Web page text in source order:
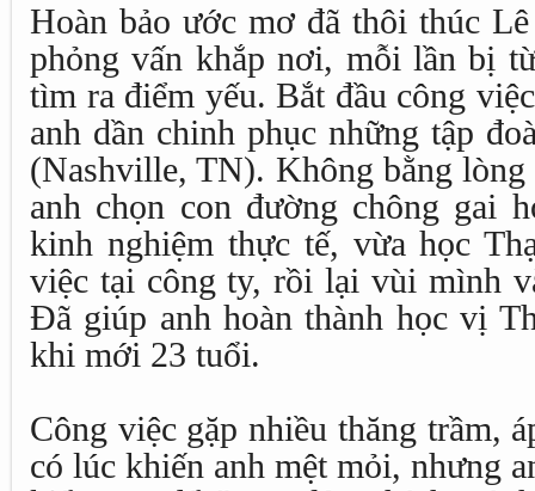
Hoàn bảo ước mơ đã thôi thúc
phỏng vấn khắp nơi, mỗi lần bị
tìm ra điểm yếu. Bắt đầu công
anh dần chinh phục những tập
(Nashville, TN). Không bằng
anh chọn con đường chông gai
kinh nghiệm thực tế, vừa học
việc tại công ty, rồi lại vùi mình
Đã giúp anh hoàn thành học vị
khi mới 23 tuổi.
Công việc gặp nhiều thăng trầm,
có lúc khiến anh mệt mỏi, nhưng